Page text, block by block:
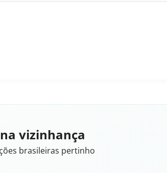
vizinhança
brasileiras pertinho